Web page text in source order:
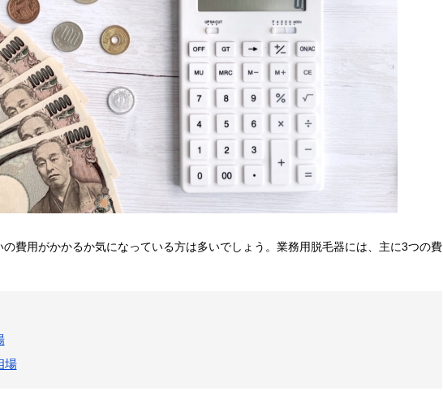
費用がかかるか気になっている方は多いでしょう。業務用脱毛器には、主に3つの費
場